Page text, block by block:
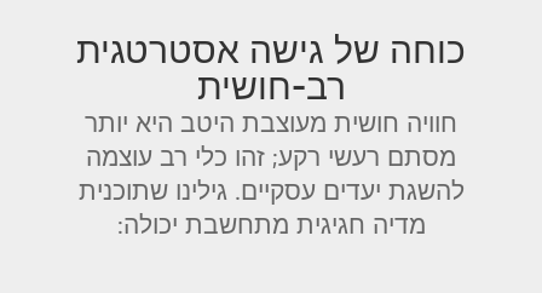
כוחה של גישה אסטרטגית
רב-חושית
חוויה חושית מעוצבת היטב היא יותר
מסתם רעשי רקע; זהו כלי רב עוצמה
להשגת יעדים עסקיים. גילינו שתוכנית
מדיה חגיגית מתחשבת יכולה: